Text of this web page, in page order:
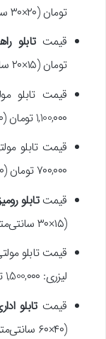
تومان (۲۰×۳۰ سانتی‌متر).
قیمتتابلو
تومان (۱۵×۲۰ سانتی‌متر).
1,100,۰۰۰ تومان (۲۰×۳۰ سانتی‌متر).
۷۰۰,۰۰۰ تومان (۲۰×۳۰ سانتی‌متر).
قیمتتابلو
(۱۵×۳۰ سانتی‌متر).
قیمت تابلو
لیزری: 1,500,۰۰۰ تا,2,500,000 تومان (۱۰×۲۰ سانتی‌متر).
قیمتتابلو
(۴۰×۶۰ سانتی‌متر).